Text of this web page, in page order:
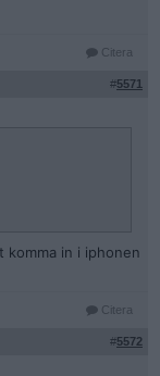
Citera
#5571
komma in i iphonen
Citera
#5572